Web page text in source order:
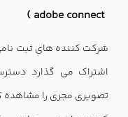
adobe connect )
شرکت کننده های ثبت
اشتراک می گذارد
تصویری مجری را مشاهده